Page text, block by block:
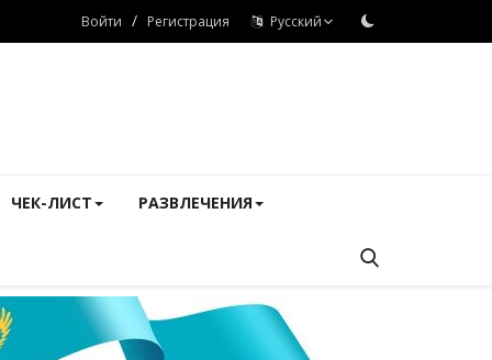
Войти / Регистрация Русский
ЧЕК-ЛИСТ РАЗВЛЕЧЕНИЯ